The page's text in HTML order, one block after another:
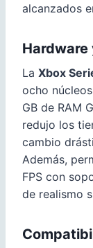
alcanzados
La Xbox
ocho
GB de RAM
redujo los
cambio
Además,
FPS con
de realismo